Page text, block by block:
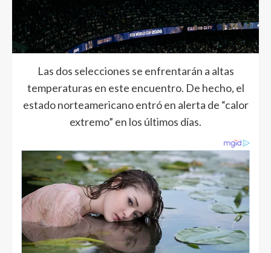
Las dos selecciones se enfrentarán a altas
temperaturas en este encuentro. De hecho, el
estado norteamericano entró en alerta de “calor
extremo” en los últimos días.